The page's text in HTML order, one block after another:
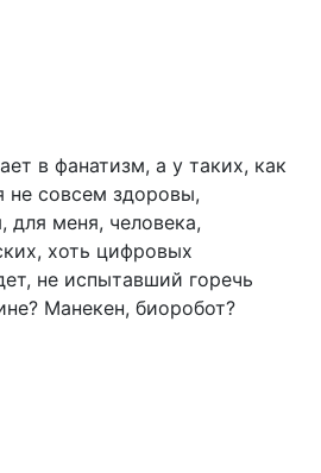
в фанатизм, а у таких, как
не совсем здоровы,
для меня, человека,
хоть цифровых
не испытавший горечь
Манекен, биоробот?